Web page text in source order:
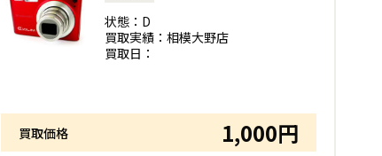
状態： D
買取実績：相模大野店
買取日：
買取価格 1,000円